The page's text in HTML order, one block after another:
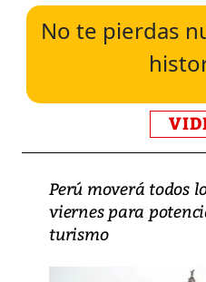
No te pierdas
Perú moverá todos
viernes para
turismo